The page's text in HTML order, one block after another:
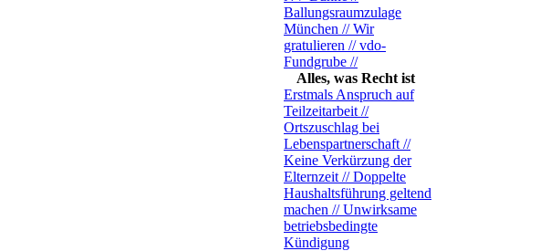
Ballungsraumzulage
München // Wir
gratulieren // vdo-
Fundgrube //
Alles, was Recht ist
Erstmals Anspruch auf
Teilzeitarbeit //
Ortszuschlag bei
Lebenspartnerschaft //
Keine Verkürzung der
Elternzeit // Doppelte
Haushaltsführung geltend
machen // Unwirksame
betriebsbedingte
Kündigung